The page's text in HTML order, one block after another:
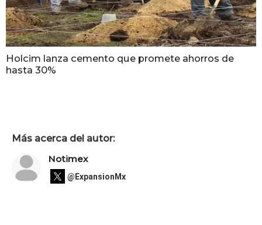
Holcim lanza cemento que promete ahorros de
hasta 30%
Más acerca del autor:
Notimex
@ExpansionMx